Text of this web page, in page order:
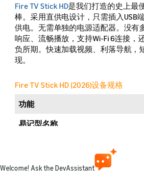
Fire TV Stick HD是我们打造的史上最
棒。采用直供电设计，只需插入USB
供电。无需单独的电源适配器。没有
响应、流畅播放，支持Wi-Fi 6连接，
负所期。快速加载视频、利落导航，
现。
Fire TV Stick HD (2026)设备规格
功能
易记型名称
发布年份
Welcome! Ask the DevAssistant